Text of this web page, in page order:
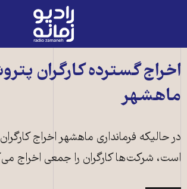
رادیو
زمانه
به
صفحه
اخراج گسترده کارگران
ماهشهر
در حالیکه فرمانداری ماهشهر اخراج
است، شرکت‌ها کارگران را جمعی اخراج